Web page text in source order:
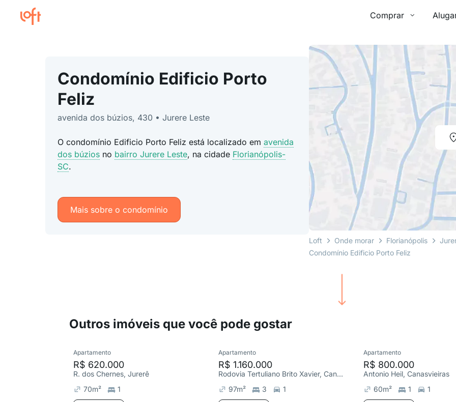
Comprar
Condomínio Edificio Porto
Feliz
avenida dos búzios, 430 • Jurere Leste
O condomínio Edificio Porto Feliz está localizado em avenida
dos búziosno bairro Jurere Leste, na cidade Florianópolis-
SC.
Mais sobre o condomínio
Loft Onde morar Florianópolis
Condomínio Edificio Porto Feliz
Outros imóveis que você pode gostar
Apartamento
R$ 620.000
R. dos Chernes, Jurerê
70m² 1
Apartamento
R$ 1.160.000
Rodovia Tertuliano Brito Xavier, Canasvieiras
97m² 3 1
Apartamento
R$ 800.000
Antonio Heil, Canasvieiras
60m² 1 1